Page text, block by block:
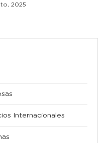
2025
Internacionales